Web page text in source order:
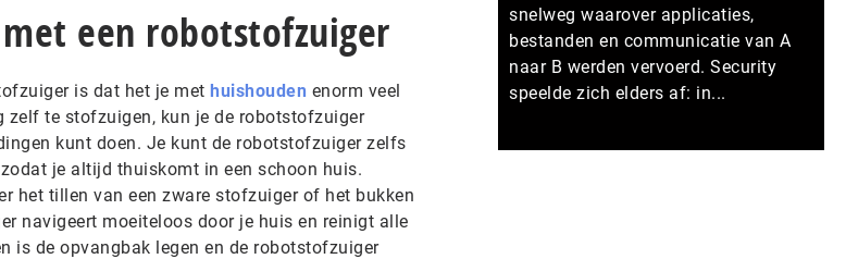
een robotstofzuiger
is dat het je met huishouden enorm veel
zelf te stofzuigen, kun je de robotstofzuiger
kunt doen. Je kunt de robotstofzuiger zelfs
je altijd thuiskomt in een schoon huis.
het tillen van een zware stofzuiger of het bukken
navigeert moeiteloos door je huis en reinigt alle
is de opvangbak legen en de robotstofzuiger
snelweg waarover applicaties,
bestanden en communicatie van A
naar B werden vervoerd. Security
speelde zich elders af: in...